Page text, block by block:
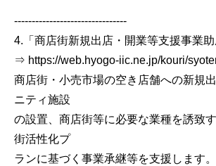
--------------------------------
4.「商店街新規出店・開業等支援事業
⇒ https://web.hyogo-iic.ne.jp/kouri/
商店街・小売市場の空き店舗への新規
ニティ施設
の設置、商店街等に必要な業種を誘致
街活性化プ
ランに基づく事業承継等を支援します